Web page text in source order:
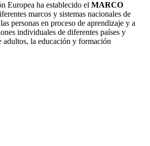
Europea ha establecido el MARCO
marcos y sistemas nacionales de
personas en proceso de aprendizaje y a
individuales de diferentes países y
adultos, la educación y formación